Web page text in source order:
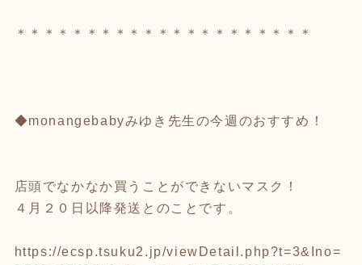
＊＊＊＊＊＊＊＊＊＊＊＊＊＊＊＊＊＊＊＊＊
◆monangebabyみゆき先生の今週のおすすめ！
店頭でなかなか買うことができないマスク！
４月２０日以降発送とのことです。
https://ecsp.tsuku2.jp/viewDetail.php?t=3&Ino=